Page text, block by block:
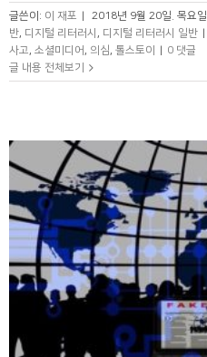
글쓴이: 이 재포 | 2018년 9월 20일. 목요일
반 디지털 리터러시 디지털 리터러시 일반 |
사고
소셜미디어 의심 톨스토이 | 0 댓글
글 내용 전체보기